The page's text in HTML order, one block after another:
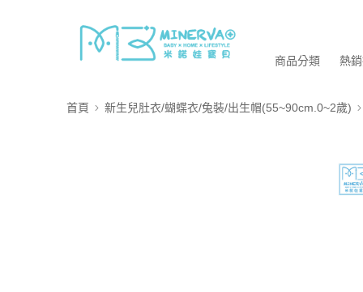
商品分類 熱
首頁 新生兒肚衣/蝴蝶衣/兔裝/出生帽(55~90cm.0~2歲)